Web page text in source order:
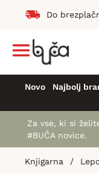
Do
Novo Najbolj
Za vse, ki si
#BUČA novice.
Knjigarna /